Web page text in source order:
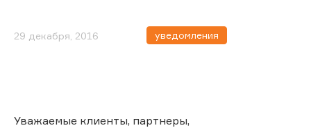
29 декабря, 2016 уведомления
Уважаемые клиенты, партнеры,